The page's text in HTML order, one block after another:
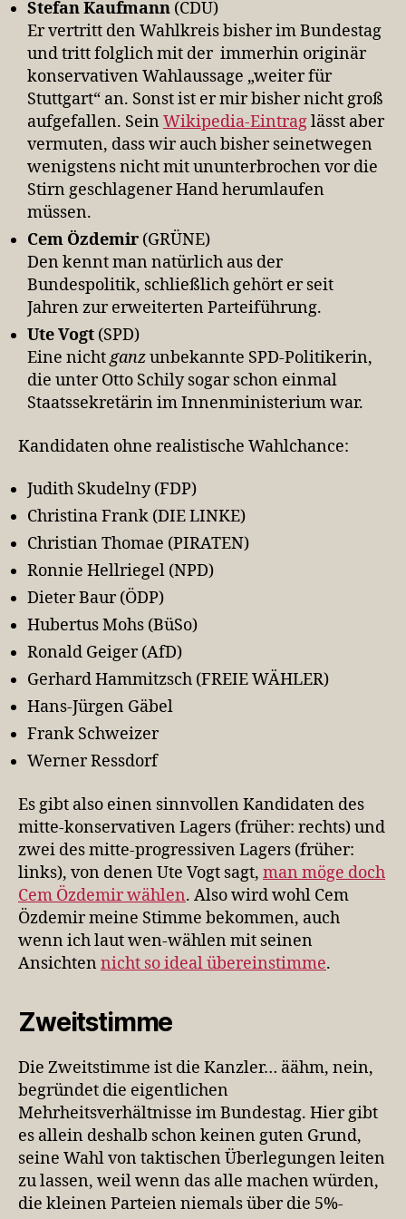
Stefan Kaufmann (CDU)
Er vertritt den Wahlkreis bisher im Bundestag
und tritt folglich mit der immerhin originär
konservativen Wahlaussage „weiter für
Stuttgart“ an. Sonst ist er mir bisher nicht groß
aufgefallen. Sein Wikipedia-Eintraglässt aber
vermuten, dass wir auch bisher seinetwegen
wenigstens nicht mit ununterbrochen vor die
Stirn geschlagener Hand herumlaufen
müssen.
Cem Özdemir (GRÜNE)
Den kennt man natürlich aus der
Bundespolitik, schließlich gehört er seit
Jahren zur erweiterten Parteiführung.
Ute Vogt (SPD)
Eine nichtganzunbekannte SPD-Politikerin,
die unter Otto Schily sogar schon einmal
Staatssekretärin im Innenministerium war.
Kandidaten ohne realistische Wahlchance:
Judith Skudelny (FDP)
Christina Frank (DIE LINKE)
Christian Thomae (PIRATEN)
Ronnie Hellriegel (NPD)
Dieter Baur (ÖDP)
Hubertus Mohs (BüSo)
Ronald Geiger (AfD)
Gerhard Hammitzsch (FREIE WÄHLER)
Hans-Jürgen Gäbel
Frank Schweizer
Werner Ressdorf
Es gibt also einen sinnvollen Kandidaten des
mitte-konservativen Lagers (früher: rechts) und
zwei des mitte-progressiven Lagers (früher:
links), von denen Ute Vogt sagt, man möge doch
Cem Özdemir wählen. Also wird wohl Cem
Özdemir meine Stimme bekommen, auch
wenn ich laut wen-wählen mit seinen
Ansichten nicht so ideal übereinstimme.
Zweitstimme
Die Zweitstimme ist die Kanzler… äähm, nein,
begründet die eigentlichen
Mehrheitsverhältnisse im Bundestag. Hier gibt
es allein deshalb schon keinen guten Grund,
seine Wahl von taktischen Überlegungen leiten
zu lassen, weil wenn das alle machen würden,
die kleinen Parteien niemals über die 5%-